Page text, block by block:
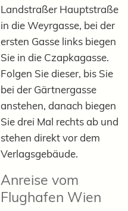
Landstraßer Hauptstraße
in die Weyrgasse, bei der
ersten Gasse links biegen
Sie in die Czapkagasse.
Folgen Sie dieser, bis Sie
bei der Gärtnergasse
anstehen, danach biegen
Sie drei Mal rechts ab und
stehen direkt vor dem
Verlagsgebäude.
Anreise vom
Flughafen Wien